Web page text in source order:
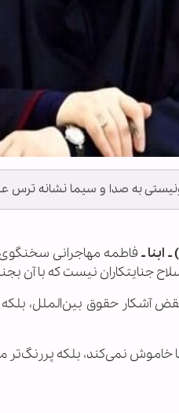
به صدا و سیما نشانه ترس
ـفاطمه مهاجرانی
جنایتکاران نیست که با آن
آشکار حقوق بین‌الملل، بلکه
خاموش نمی‌کند، بلکه پررنگ‌تر